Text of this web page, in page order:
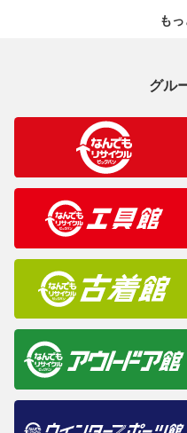
ご理解くださいますようお願
合がございますのでご了承く
※表記したカラー名は、当社
製造元が定めたカラー名と異
明なことがありましたらご購
商品について
も
グル